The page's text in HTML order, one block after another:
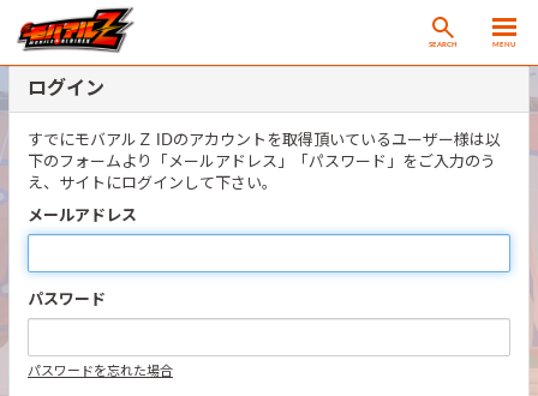
SEARCH MENU
ログイン
すでにモバアルＺ IDのアカウントを取得頂いているユーザー様は以
下のフォームより「メールアドレス」「パスワード」をご入力のう
え、サイトにログインして下さい。
メールアドレス
パスワード
パスワードを忘れた場合